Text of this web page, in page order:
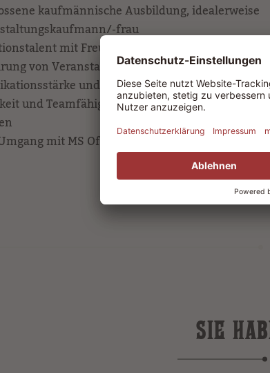
kaufmännische Ausbildung, idealerweise
frau
mit Freude an der Planung und
von Veranstaltungen
und Freude am Kundenkontakt
und Teamfähigkeit, auch in stressigen
mit MS Office und organisatorisches
SIE